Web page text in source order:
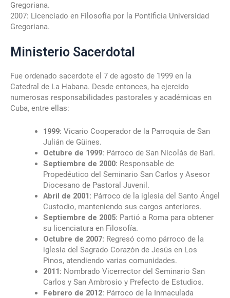
Gregoriana.
2007: Licenciado en Filosofía por la Pontificia Universidad
Gregoriana.
Ministerio Sacerdotal
Fue ordenado sacerdote el 7 de agosto de 1999 en la
Catedral de La Habana. Desde entonces, ha ejercido
numerosas responsabilidades pastorales y académicas en
Cuba, entre ellas:
1999: Vicario Cooperador de la Parroquia de San
Julián de Güines.
Octubre de 1999: Párroco de San Nicolás de Bari.
Septiembre de 2000: Responsable de
Propedéutico del Seminario San Carlos y Asesor
Diocesano de Pastoral Juvenil.
Abril de 2001: Párroco de la iglesia del Santo Ángel
Custodio, manteniendo sus cargos anteriores.
Septiembre de 2005: Partió a Roma para obtener
su licenciatura en Filosofía.
Octubre de 2007: Regresó como párroco de la
iglesia del Sagrado Corazón de Jesús en Los
Pinos, atendiendo varias comunidades.
2011: Nombrado Vicerrector del Seminario San
Carlos y San Ambrosio y Prefecto de Estudios.
Febrero de 2012: Párroco de la Inmaculada